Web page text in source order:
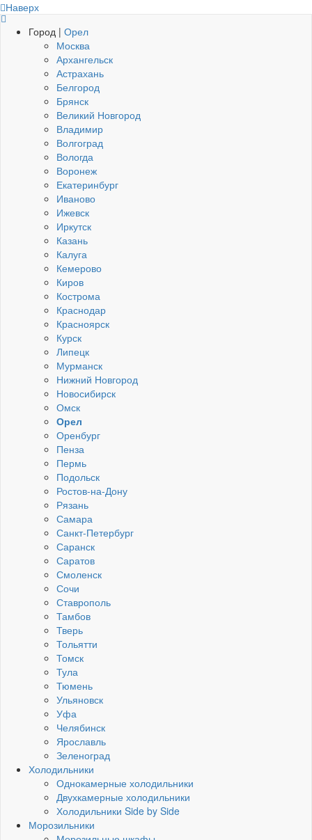
Наверх
Город | Орел
Москва
Архангельск
Астрахань
Белгород
Брянск
Великий Новгород
Владимир
Волгоград
Вологда
Воронеж
Екатеринбург
Иваново
Ижевск
Иркутск
Казань
Калуга
Кемерово
Киров
Кострома
Краснодар
Красноярск
Курск
Липецк
Мурманск
Нижний Новгород
Новосибирск
Омск
Орел
Оренбург
Пенза
Пермь
Подольск
Ростов-на-Дону
Рязань
Самара
Санкт-Петербург
Саранск
Саратов
Смоленск
Сочи
Ставрополь
Тамбов
Тверь
Тольятти
Томск
Тула
Тюмень
Ульяновск
Уфа
Челябинск
Ярославль
Зеленоград
Холодильники
Однокамерные холодильники
Двухкамерные холодильники
Холодильники Side by Side
Морозильники